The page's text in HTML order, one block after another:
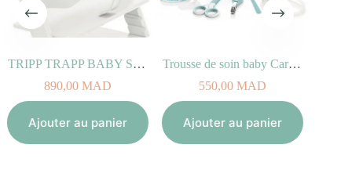
TRIPP TRAPP BABY SET blanc
890,00MAD
Ajouter au panier
Trousse de soin baby Care Kit Aqua Babymoov
550,00MAD
Ajouter au panier